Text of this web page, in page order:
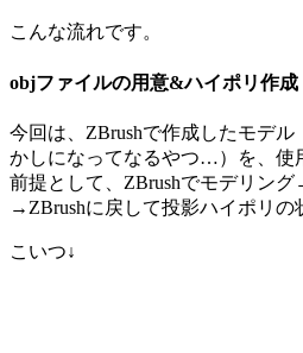
こんな流れです。
objファイルの用意&ハイポリ作成
今回は、ZBrushで作成したモデ
かしになってなるやつ…）を、使
前提として、ZBrushでモデリン
→ZBrushに戻して投影ハイポリの
こいつ↓